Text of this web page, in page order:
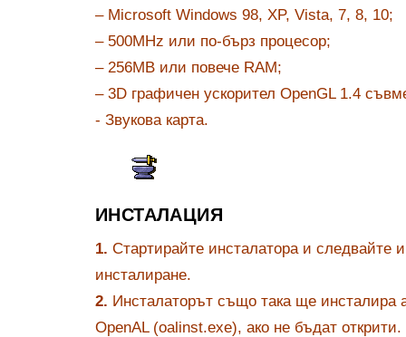
– Microsoft Windows 98, XP, Vista, 7, 8, 10;
– 500MHz или по-бърз процесор;
– 256MB или повече RAM;
– 3D графичен ускорител OpenGL 1.4
- Звукова карта.
ИНСТАЛАЦИЯ
1. Стартирайте инсталатора и следвайте
инсталиране.
2. Инсталаторът също така ще инсталира
OpenAL (oalinst.exe), ако не бъдат